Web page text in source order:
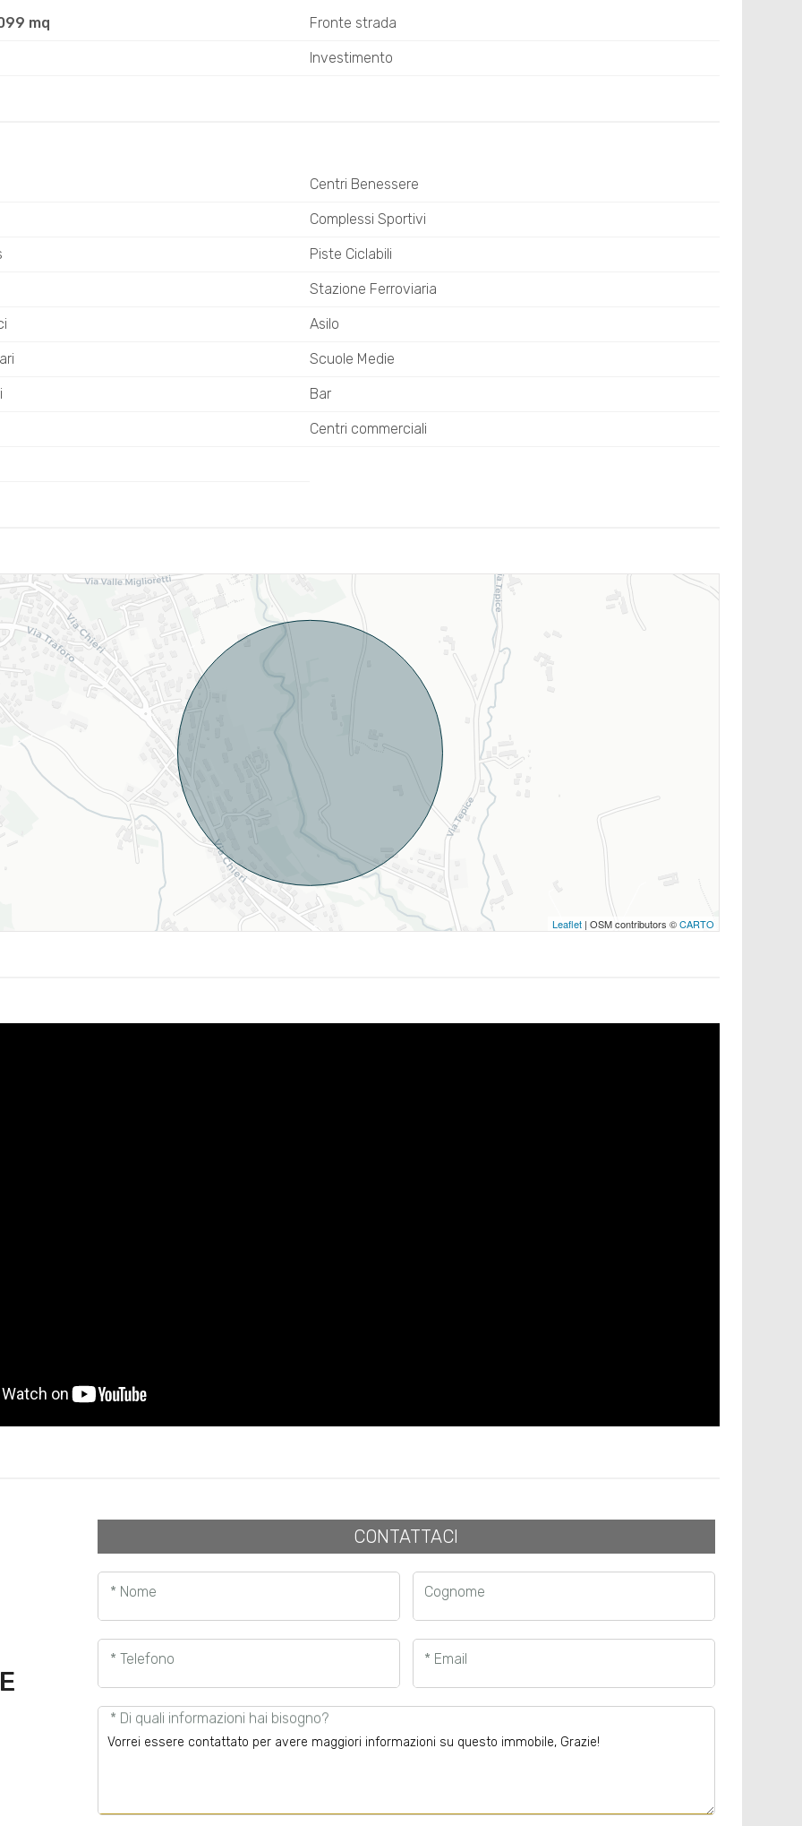
mq Fronte strada
Investimento
Centri Benessere
Complessi Sportivi
Piste Ciclabili
Stazione Ferroviaria
Asilo
Scuole Medie
Bar
Centri commerciali
Leaflet| OSM contributors ©CARTO
CONTATTACI
* Nome Cognome
* Telefono * Email
* Di quali informazioni hai bisogno?